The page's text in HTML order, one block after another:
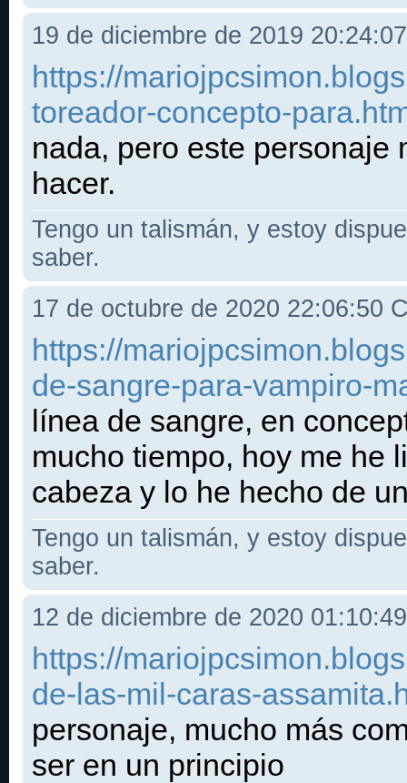
19 de diciembre de 2019
https://
toreador-concepto-
nada, pero este personaje
hacer.
Tengo un talismán, y estoy
saber.
17 de octubre de 2020 22:06:50
https://
de-sangre-para-vampiro-
línea de sangre, en
mucho tiempo, hoy me he
cabeza y lo he hecho de
Tengo un talismán, y estoy
saber.
12 de diciembre de 2020
https://
de-las-mil-caras-
personaje, mucho más
ser en un principio